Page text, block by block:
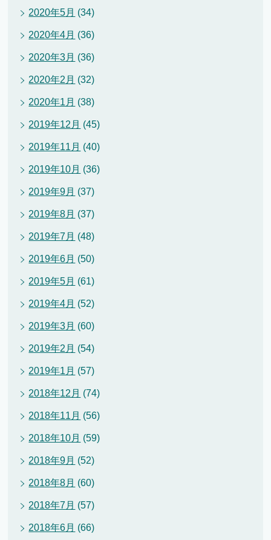
2020年5月 (34)
2020年4月 (36)
2020年3月 (36)
2020年2月 (32)
2020年1月 (38)
2019年12月 (45)
2019年11月 (40)
2019年10月 (36)
2019年9月 (37)
2019年8月 (37)
2019年7月 (48)
2019年6月 (50)
2019年5月 (61)
2019年4月 (52)
2019年3月 (60)
2019年2月 (54)
2019年1月 (57)
2018年12月 (74)
2018年11月 (56)
2018年10月 (59)
2018年9月 (52)
2018年8月 (60)
2018年7月 (57)
2018年6月 (66)